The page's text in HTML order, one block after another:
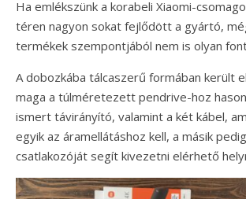
Ha emlékszünk a korabeli Xiaomi-
téren nagyon sokat fejlődött a gyártó,
termékek szempontjából nem is olyan
A dobozkába tálcaszerű formában került
maga a túlméretezett pendrive-hoz
ismert távirányító, valamint a két kábel,
egyik az áramellátáshoz kell, a másik
csatlakozóját segít kivezetni elérhető